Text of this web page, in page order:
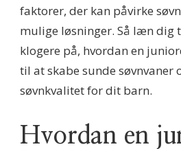
faktorer, der kan påvirke
mulige løsninger. Så læn dig
klogere på, hvordan en
til at skabe sunde søvnvaner
søvnkvalitet for dit barn.
Hvordan en